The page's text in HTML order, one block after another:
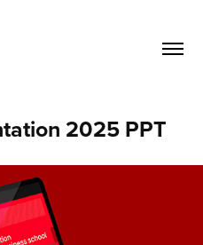
2025 PPT